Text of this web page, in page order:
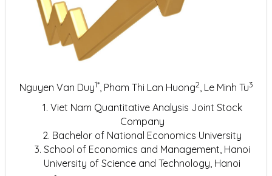
Nguyen Van Duy1*, Pham Thi Lan Huong2, Le Minh Tu3
Viet Nam Quantitative Analysis Joint Stock
Company
Bachelor of National Economics University
School of Economics and Management, Hanoi
University of Science and Technology, Hanoi